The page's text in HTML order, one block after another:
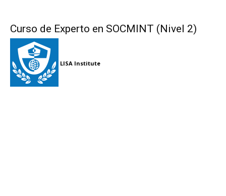
Curso de Experto en SOCMINT (Nivel 2)
LISA Institute